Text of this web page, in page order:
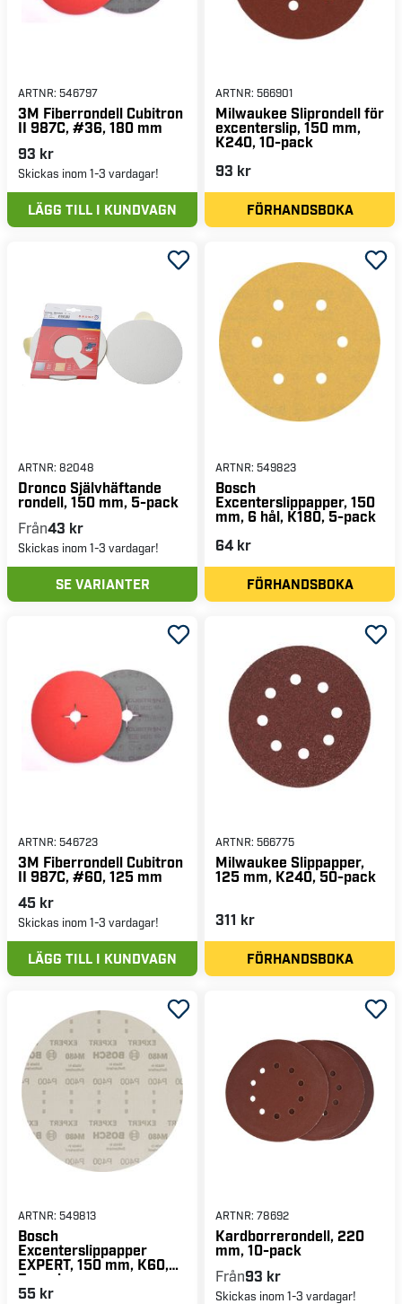
ARTNR: 546797
3M Fiberrondell Cubitron
II 987C, #36, 180 mm
93 kr
Skickas inom 1-3 vardagar!
LÄGG TILL I KUNDVAGN
ARTNR: 566901
Milwaukee Sliprondell för
excenterslip, 150 mm,
K240, 10-pack
93 kr
FÖRHANDSBOKA
ARTNR: 82048
Dronco Självhäftande
rondell, 150 mm, 5-pack
Från43 kr
Skickas inom 1-3 vardagar!
SE VARIANTER
ARTNR: 549823
Bosch
Excenterslippapper, 150
mm, 6 hål, K180, 5-pack
64 kr
FÖRHANDSBOKA
ARTNR: 546723
3M Fiberrondell Cubitron
II 987C, #60, 125 mm
45 kr
Skickas inom 1-3 vardagar!
LÄGG TILL I KUNDVAGN
ARTNR: 566775
Milwaukee Slippapper,
125 mm, K240, 50-pack
311 kr
FÖRHANDSBOKA
ARTNR: 549813
Bosch
Excenterslippapper
EXPERT, 150 mm, K60,
5-pack
55 kr
ARTNR: 78692
Kardborrerondell, 220
mm, 10-pack
Från93 kr
Skickas inom 1-3 vardagar!